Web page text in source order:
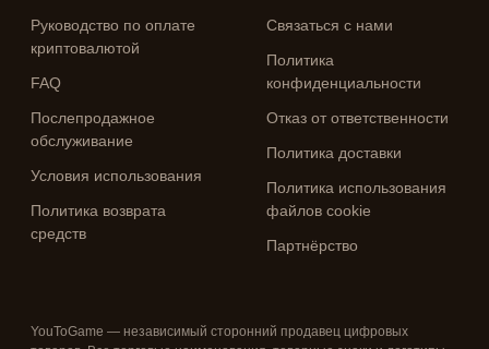
Руководство по оплате
криптовалютой
FAQ
Послепродажное
обслуживание
Условия использования
Политика возврата
средств
Связаться с нами
Политика
конфиденциальности
Отказ от ответственности
Политика доставки
Политика использования
файлов cookie
Партнёрство
YouToGame — независимый сторонний продавец цифровых